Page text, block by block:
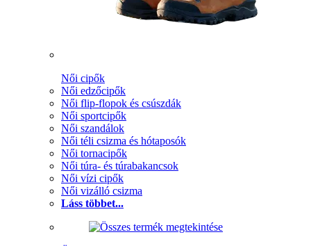
Női cipők
Női edzőcipők
Női flip-flopok és csúszdák
Női sportcipők
Női szandálok
Női téli csizma és hótaposók
Női tornacipők
Női túra- és túrabakancsok
Női vízi cipők
Női vizálló csizma
Láss többet...